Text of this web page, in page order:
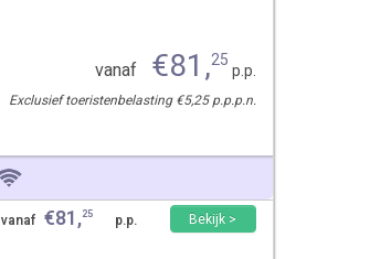
vanaf €81,25p.p.
Exclusief toeristenbelasting €5,25 p.p.p.n.
vanaf €81,25 p.p. Bekijk >